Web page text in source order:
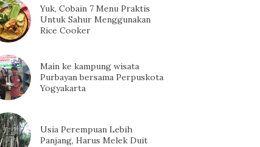
Yuk, Cobain 7 Menu Praktis
Untuk Sahur Menggunakan
Rice Cooker
Main ke kampung wisata
Purbayan bersama Perpuskota
Yogyakarta
Usia Perempuan Lebih
Panjang, Harus Melek Duit